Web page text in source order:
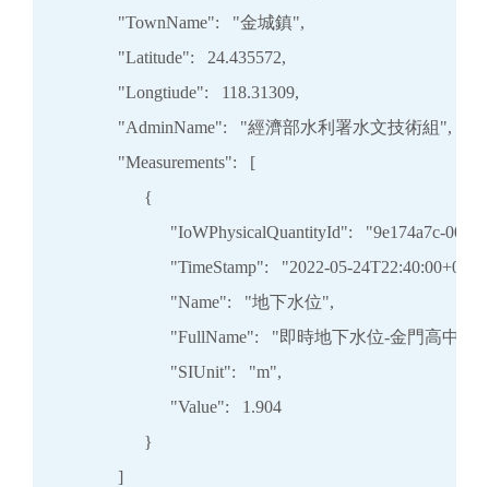
            "TownName":   "金城鎮",
            "Latitude":   24.435572,
            "Longtiude":   118.31309,
            "AdminName":   "經濟部水利署水文技術組",
            "Measurements":   [
                  {
"IoWPhysicalQuantityId":   "9e174a7c-
"TimeStamp":   "2022-05-
                        "Name":   "地下水位",
                        "FullName":   "即時地下水位-金門高中",
                        "SIUnit":   "m",
                        "Value":   1.904
                  }
            ]